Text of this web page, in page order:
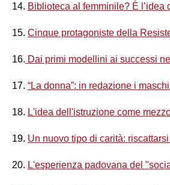
14. Biblioteca al femminile? È l’idea
15. Cinque protagoniste della
16. Dai primi modellini ai successi
17. “La donna”: in redazione i
18. L'idea dell'istruzione come
19. Un nuovo tipo di carità:
20. L'esperienza padovana del